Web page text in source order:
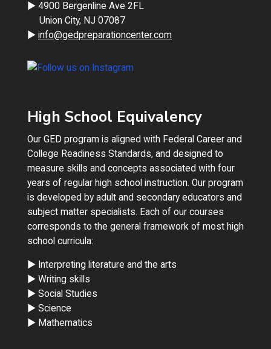
► 4900 Bergenline Ave 2FL
Union City, NJ 07087
► info@gedpreparationcenter.com
High School Equivalency
Our GED program is aligned with Federal Career and
College Readiness Standards, and designed to
measure skills and concepts associated with four
years of regular high school instruction. Our program
is developed by adult and secondary educators and
subject matter specialists. Each of our courses
corresponds to the general framework of most high
school curricula:
► Interpreting literature and the arts
► Writing skills
► Social Studies
► Science
► Mathematics